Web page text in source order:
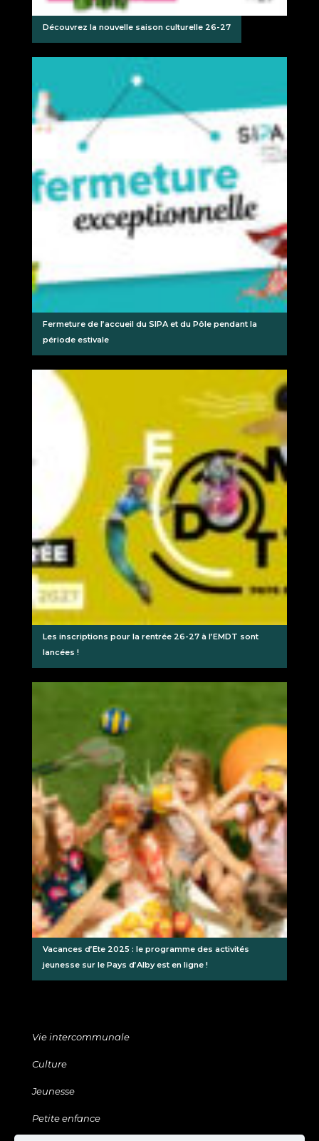
Découvrez la nouvelle saison culturelle 26-27
Fermeture de l’accueil du SIPA et du Pôle pendant la
période estivale
Les inscriptions pour la rentrée 26-27 à l’EMDT sont
lancées !
Vacances d’Ete 2025 : le programme des activités
jeunesse sur le Pays d’Alby est en ligne !
Vie intercommunale
Culture
Jeunesse
Petite enfance